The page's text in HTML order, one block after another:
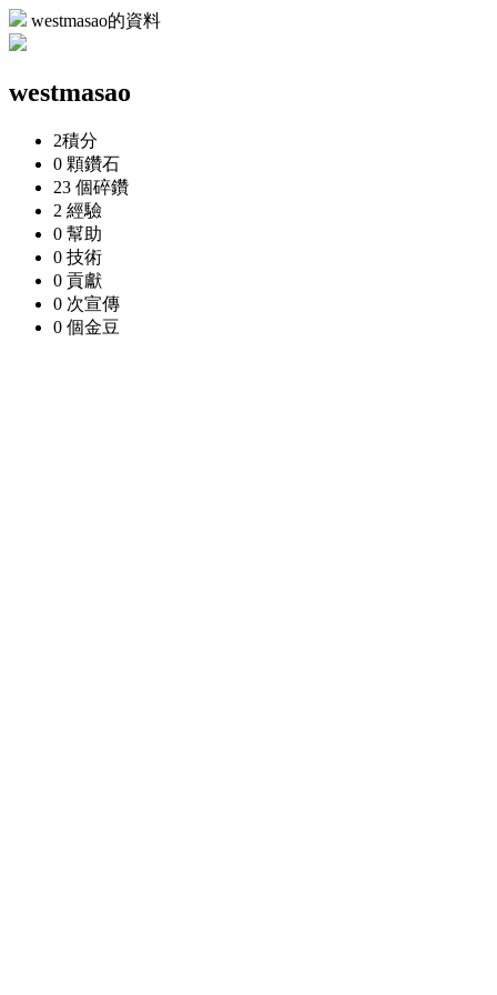
westmasao的資料
westmasao
2積分
0 顆鑽石
23 個碎鑽
2 經驗
0 幫助
0 技術
0 貢獻
0 次宣傳
0 個金豆